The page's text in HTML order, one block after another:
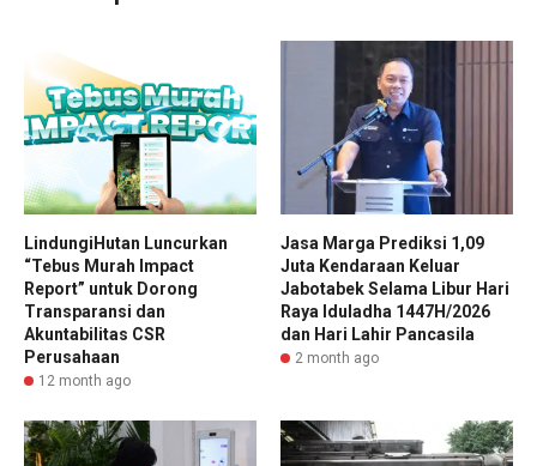
LindungiHutan Luncurkan
“Tebus Murah Impact
Report” untuk Dorong
Transparansi dan
Akuntabilitas CSR
Perusahaan
12 month ago
Jasa Marga Prediksi 1,09
Juta Kendaraan Keluar
Jabotabek Selama Libur Hari
Raya Iduladha 1447H/2026
dan Hari Lahir Pancasila
2 month ago